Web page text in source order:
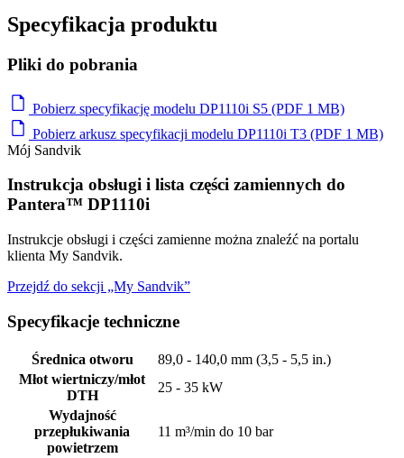
Specyfikacja produktu
Pliki do pobrania
Pobierz specyfikację modelu DP1110i S5 (PDF 1 MB)
Pobierz arkusz specyfikacji modelu DP1110i T3 (PDF 1 MB)
Mój Sandvik
Instrukcja obsługi i lista części zamiennych do
Pantera™ DP1110i
Instrukcje obsługi i części zamienne można znaleźć na portalu
klienta My Sandvik.
Przejdź do sekcji „My Sandvik”
Specyfikacje techniczne
Średnica otworu
89,0 - 140,0 mm (3,5 - 5,5 in.)
Młot wiertniczy/młot
DTH
25 - 35 kW
Wydajność
przepłukiwania
powietrzem
11 m³/min do 10 bar